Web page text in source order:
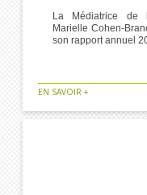
La Médiatrice de
Marielle Cohen-
son rapport annuel
EN SAVOIR +